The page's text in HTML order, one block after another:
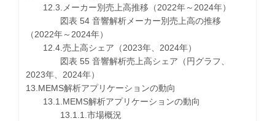
12.3.メーカー別売上高推移（2022年～2024年）
図表 54 音響解析メーカー別売上高の推移
（2022年～2024年）
12.4.売上高シェア（2023年、2024年）
図表 55 音響解析売上高シェア（円グラフ、
2023年、2024年）
13.MEMS解析アプリケーションの動向
13.1.MEMS解析アプリケーションの動向
13.1.1.市場概況